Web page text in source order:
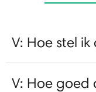
V: Hoe stel
V: Hoe goed